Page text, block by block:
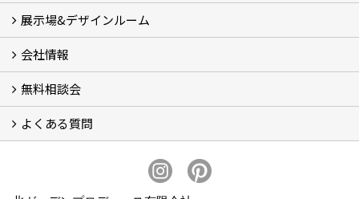
オリジナル帆布のサイクルポート
NEW スマートサイクルポート
おしゃれな物置 (8)
門扉 (6)
ウッドフェンス (16)
アイアンの商品 (6)
ガーデニング雑貨 (3)
ガーデン書&ガーデンアート
こだわりのオリジナル商品 一覧
おすすめの植物 (29)
箱庭ガーデン
ポット苗
展示場&デザインルーム
展示場&デザインルーム
会社情報
会社概要
スタッフ紹介 (11)
ブログ
コラム
アクセス
求人募集
無料相談会
無料相談会
よくある質問
アフターサービス・アフターメンテナンスについて (3)